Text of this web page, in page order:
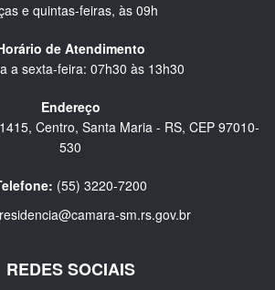
e quintas-feiras, às 09h
de Atendimento
a sexta-feira: 07h30 às 13h30
Endereço
Centro, Santa Maria - RS, CEP 97010-
530
(55) 3220-7200
sm.rs.gov.br
REDES SOCIAIS